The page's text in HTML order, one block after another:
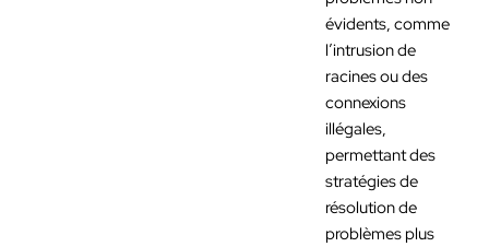
évidents, comme
l’intrusion de
racines ou des
connexions
illégales,
permettant des
stratégies de
résolution de
problèmes plus